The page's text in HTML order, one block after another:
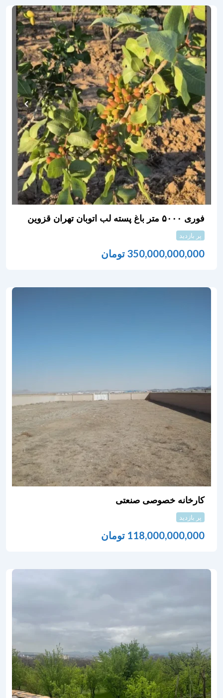
فوری ۵۰۰۰ متر باغ پسته لب اتوبان تهران قزوین
پر بازدید
350,000,000,000 تومان
کارخانه خصوصی صنعتی
پر بازدید
118,000,000,000 تومان